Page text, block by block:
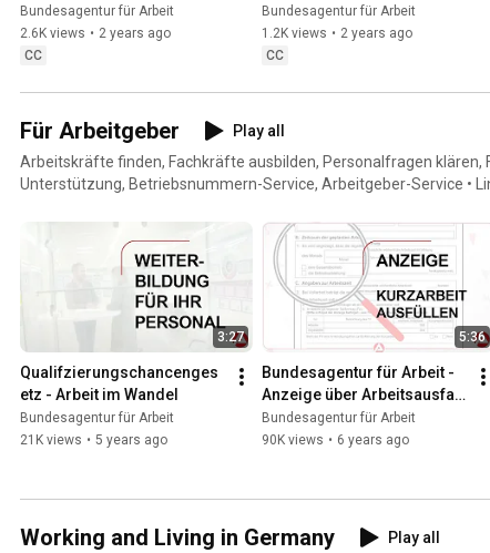
Bundesagentur für Arbeit
2.6K views • 2 years ago
CC
zum Psychologen –
berufliche Vielfalt bei der BA
Bundesagentur für Arbeit
1.2K views • 2 years ago
CC
Für Arbeitgeber
Play all
Arbeitskräfte finden, Fachkräfte ausbilden, Personalfragen klären,
Unterstützung, Betriebsnummern-Service, Arbeitgeber-Service •
3:27
Qualifzierungschancenges
etz - Arbeit im Wandel
Bundesagentur für Arbeit
21K views • 5 years ago
5:36
Bundesagentur für Arbeit -
Anzeige über Arbeitsausfall
ausfüllen - (Kurzarbeit)
Bundesagentur für Arbeit
90K views • 6 years ago
Working and Living in Germany
Play all